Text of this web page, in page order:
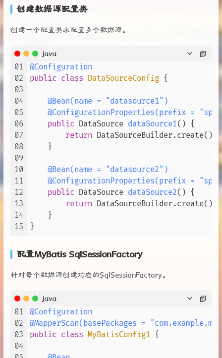
创建数据源配置类
创建一个配置类来配置多个数据源。
java
01
02
03
04
05
06
07
08
09
10
11
12
13
14
15
@Configuration
public class DataSourceConfig {
@Bean(name = "datasource1")
@ConfigurationProperties(prefix =
public DataSource dataSource1() {
return
    }
@Bean(name = "datasource2")
@ConfigurationProperties(prefix =
public DataSource dataSource2() {
return
    }
配置MyBatis SqlSessionFactory
针对每个数据源创建对应的SqlSessionFactory。
java
01
02
03
04
@Configuration
@MapperScan(basePackages =
public class MyBatisConfig1 {